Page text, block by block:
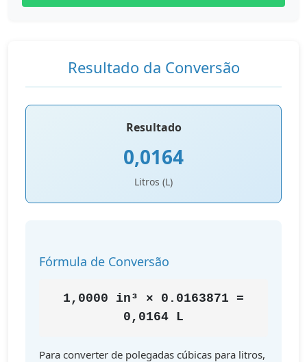
Resultado da Conversão
Resultado
0,0164
Litros (L)
Fórmula de Conversão
1,0000 in³ × 0.0163871 =
0,0164 L
Para converter de polegadas cúbicas para litros,